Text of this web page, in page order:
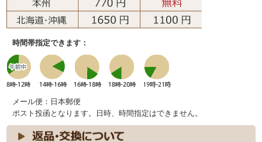
時間帯指定できます：
メール便：日本郵便
ポスト投函となります。日時、時間指定はできません。